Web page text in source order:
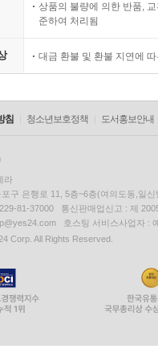
상품의 불량에 의한 반품,
준하여 처리됨
대금 환불 및 환불 지연에
침 청소년보호정책 도서홍보안내
라
구 은행로 11, 5층~6층(여의도동,일신
81-37000 통신판매업신고 : 제
호스팅 서비스사업자 :
Corp. All Rights Reserved.